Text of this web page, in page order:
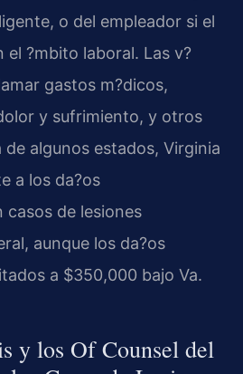
o del empleador si el
el ?mbito laboral. Las v?
gastos m?dicos,
y sufrimiento, y otros
de algunos estados, Virginia
a los da?os
de lesiones
aunque los da?os
a $350,000 bajo Va.
y los Of Counsel del